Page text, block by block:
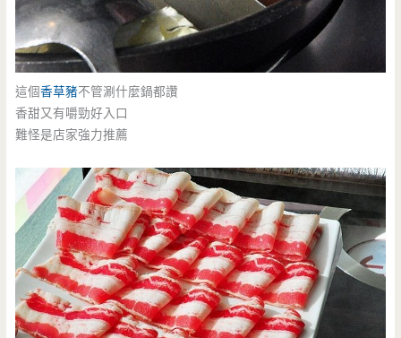
這個香草豬不管涮什麼鍋都讚
香甜又有嚼勁好入口
難怪是店家強力推薦